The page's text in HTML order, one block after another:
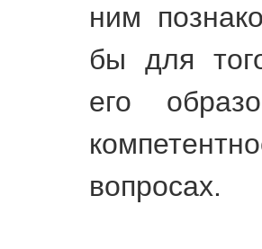
ним
бы для
его
вопросах.